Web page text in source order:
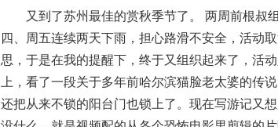
又到了苏州最佳的赏秋季节了。 两周前根叔
四、周五连续两天下雨，担心路滑不安全，活动
思，于是在我的提醒下，终于又组织起来了，活
上，看了一段关于多年前哈尔滨猫脸老太婆的传
还把从来不锁的阳台门也锁上了。现在写游记又